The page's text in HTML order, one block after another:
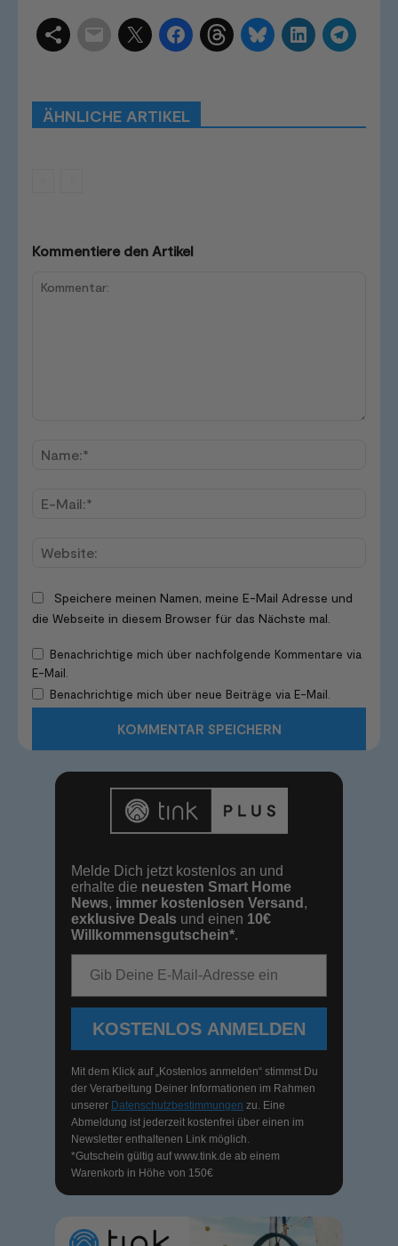
ÄHNLICHE ARTIKEL
Kommentiere den Artikel
Speichere meinen Namen, meine E-Mail Adresse und
die Webseite in diesem Browser für das Nächste mal.
Benachrichtige mich über nachfolgende Kommentare via
E-Mail.
Benachrichtige mich über neue Beiträge via E-Mail.
Melde Dich jetzt kostenlos an und
erhalte die neuesten Smart Home
News, immer kostenlosen Versand ,
exklusive Deals und einen 10€
Willkommensgutschein*.
KOSTENLOS ANMELDEN
Mit dem Klick auf „Kostenlos anmelden“ stimmst Du
der Verarbeitung Deiner Informationen im Rahmen
unserer Datenschutzbestimmungen zu. Eine
Abmeldung ist jederzeit kostenfrei über einen im
Newsletter enthaltenen Link möglich.
*Gutschein gültig aufwww.tink.de ab einem
Warenkorb in Höhe von 150€